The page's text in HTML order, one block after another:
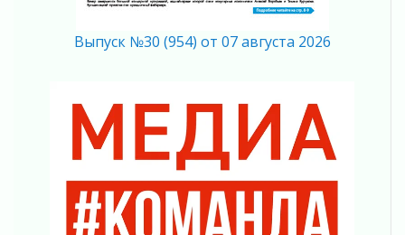
04 августа 2026
Память, сталь и музыка
04 августа 2026
Регион готовится к выборам
04 августа 2026
Никакого принуждения, только письменное
согласие
04 августа 2026
Выпуск №30 (954) от 07 августа 2026